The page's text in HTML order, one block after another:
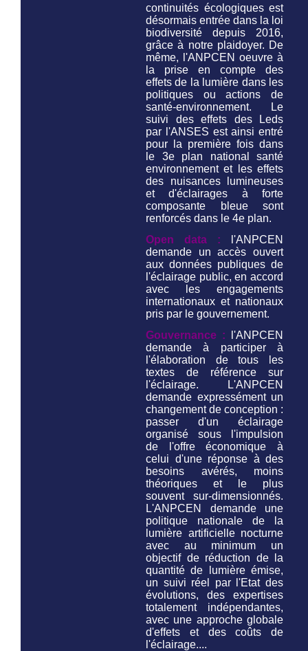
continuités écologiques est
désormais entrée dans la loi
biodiversité depuis 2016,
grâce à notre plaidoyer. De
même, l'ANPCEN oeuvre à
la prise en compte des
effets de la lumière dans les
politiques ou actions de
santé-environnement. Le
suivi des effets des Leds
par l'ANSES est ainsi entré
pour la première fois dans
le 3e plan national santé
environnement et les effets
des nuisances lumineuses
et d'éclairages à forte
composante bleue sont
renforcés dans le 4e plan.
Open data : l'ANPCEN
demande un accès ouvert
aux données publiques de
l'éclairage public, en accord
avec les engagements
internationaux et nationaux
pris par le gouvernement.
Gouvernance :
l'ANPCEN
demande à participer à
l'élaboration de tous les
textes de référence sur
l'éclairage. L'ANPCEN
demande expressément un
changement de conception :
passer d'un éclairage
organisé sous l'impulsion
de l'offre économique à
celui d'une réponse à des
besoins avérés, moins
théoriques et le plus
souvent sur-dimensionnés.
L'ANPCEN demande une
politique nationale de la
lumière artificielle nocturne
avec au minimum un
objectif de réduction de la
quantité de lumière émise,
un suivi réel par l'Etat des
évolutions, des expertises
totalement indépendantes,
avec une approche globale
d'effets et des coûts de
l'éclairage....